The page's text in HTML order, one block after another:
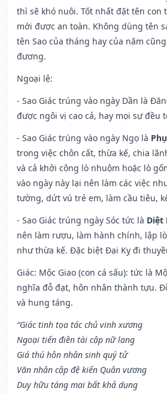
thì sẽ khó nuôi. Tốt nhất đặt tên con
mới được an toàn. Không dùng tên
tên Sao của tháng hay của năm
đương.
Ngoại lệ:
- Sao Giác trúng vào ngày Dần là
được ngôi vị cao cả, hay mọi sự đều
- Sao Giác trúng vào ngày Ngọ là
trong việc chôn cất, thừa kế, chia
và cả khởi công lò nhuộm hoặc lò
vào ngày này lại nên làm các việc
tường, dứt vú trẻ em, làm cầu tiêu,
- Sao Giác trúng ngày Sóc tức là Diệt
nên làm rượu, làm hành chính, lập
như thừa kế. Đặc biệt Đại Kỵ đi
Giác: Mộc Giao (con cá sấu): tức là
nghĩa đỗ đạt, hôn nhân thành tựu.
và hung táng.
“Giác tinh tọa tác chủ vinh xương
Ngoại tiến điền tài cập nữ lang
Giá thú hôn nhân sinh quý tử
Văn nhân cập đệ kiến Quân vương
Duy hữu táng mai bất khả dụng